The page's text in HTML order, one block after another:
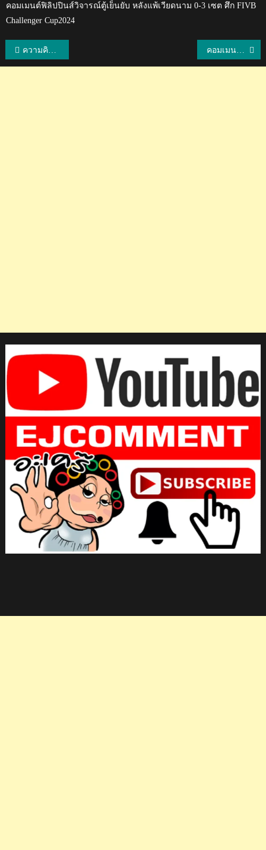
คอมเมนต์ฟิลิปปินส์วิจารณ์ตู้เย็นยับ หลังแพ้เวียดนาม 0-3 เซต ศึก FIVB
Challenger Cup2024
แนะแนว
ความคิดเห็นชาวญี่ปุ่นเกี่ยวกับฟอร์มการเล่นนัดแรกของฐิติพันธ์กับทีมโออิตะ ทรินิต้า คอมเมนต์ชาวอินโดและเวียดนามหลังจากที่อินโด 1-0 เวียดนาม รอบรองฯ AFFU22